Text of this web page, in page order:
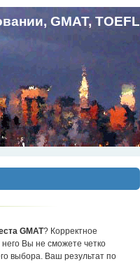
GMAT, TOEFL
GMAT? Корректное
Вы не сможете четко
выбора. Ваш результат по